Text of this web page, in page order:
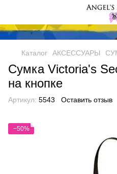
Каталог АКСЕССУАРЫ
Сумка Victoria's
на кнопке
Артикул: 5543 Оставить отзыв
−50%